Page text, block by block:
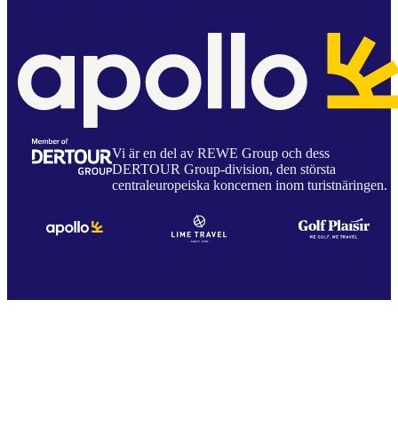
Vi är en del av REWE Group och dess
DERTOUR Group-division, den största
centraleuropeiska koncernen inom turistnäringen.